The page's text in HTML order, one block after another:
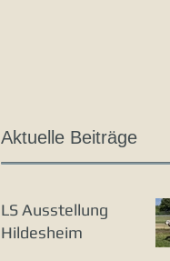
Aktuelle Beiträge
LS Ausstellung
Hildesheim